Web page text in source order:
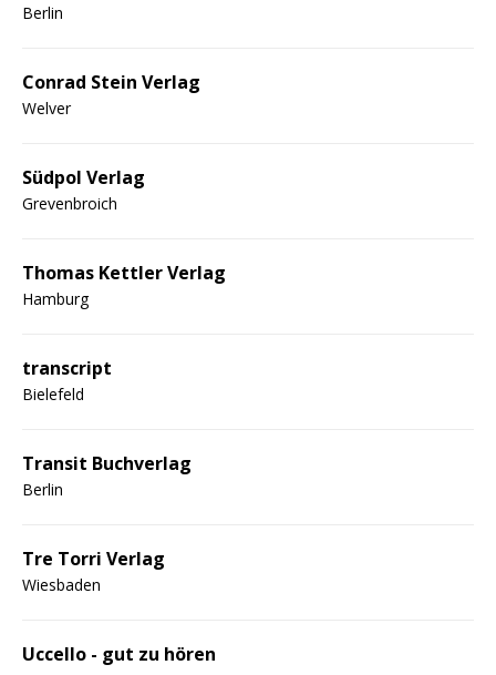
Berlin
Conrad Stein Verlag
Welver
Südpol Verlag
Grevenbroich
Thomas Kettler Verlag
Hamburg
transcript
Bielefeld
Transit Buchverlag
Berlin
Tre Torri Verlag
Wiesbaden
Uccello - gut zu hören